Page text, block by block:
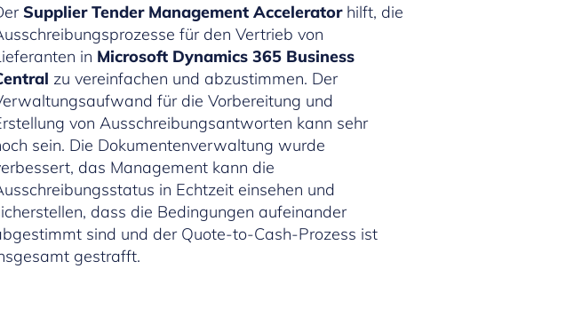
Supplier Tender Management Acceleratorhilft, die
für den Vertrieb von
in Microsoft Dynamics 365 Business
zu vereinfachen und abzustimmen. Der
für die Vorbereitung und
von Ausschreibungsantworten kann sehr
sein. Die Dokumentenverwaltung wurde
das Management kann die
in Echtzeit einsehen und
dass die Bedingungen aufeinander
sind und der Quote-to-Cash-Prozess ist
gestrafft.